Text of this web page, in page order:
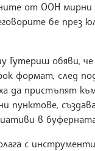
от ООН мирни
бе през
Гутериш обяви,
формат, след
да пристъпят
пунктове,
в
с